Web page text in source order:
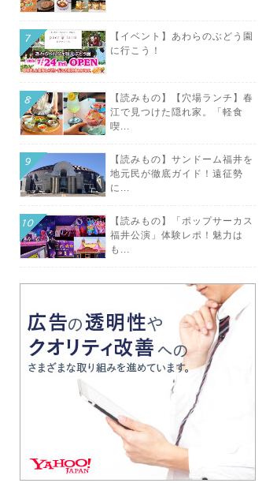
【イベント】あわらのぶどう園
に行こう！
【読みもの】【穴場ランチ】春
江で見つけた隠れ家。「軽食
喫...
【読みもの】サンドーム福井を
地元民が徹底ガイド！遠征勢
に...
【読みもの】「ポップサーカス
福井公演」体験レポ！魅力は
も...